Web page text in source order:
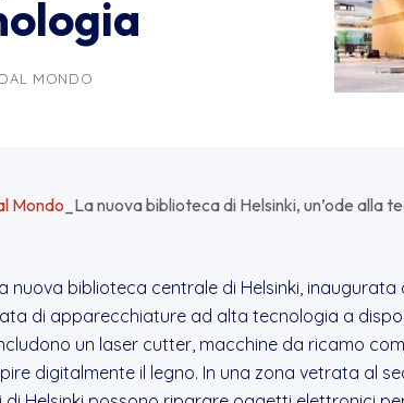
MONDO
Mondo La nuova biblioteca di Helsinki, un’ode alla
nuova biblioteca centrale di Helsinki, inaugurata
di apparecchiature ad alta tecnologia a
un laser cutter, macchine da ricamo
digitalmente il legno. In una zona vetrata al